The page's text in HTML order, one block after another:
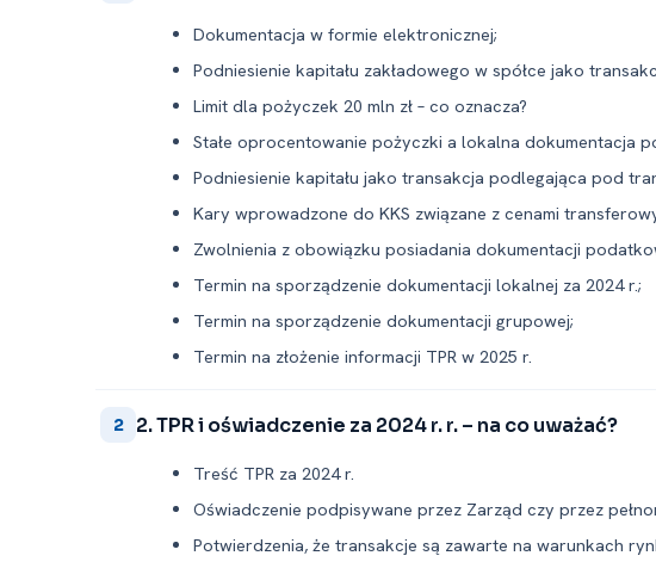
Dokumentacja w formie elektronicznej;
Podniesienie kapitału zakładowego w spółce jako
Limit dla pożyczek 20 mln zł – co oznacza?
Stałe oprocentowanie pożyczki a lokalna dokumentacja
Podniesienie kapitału jako transakcja podlegająca pod
Kary wprowadzone do KKS związane z cenami
Zwolnienia z obowiązku posiadania dokumentacji
Termin na sporządzenie dokumentacji lokalnej za 2024 r.;
Termin na sporządzenie dokumentacji grupowej;
Termin na złożenie informacji TPR w 2025 r.
2 2. TPR i oświadczenie za 2024 r. r. – na co uważać?
Treść TPR za 2024 r.
Oświadczenie podpisywane przez Zarząd czy przez
Potwierdzenia, że transakcje są zawarte na warunkach